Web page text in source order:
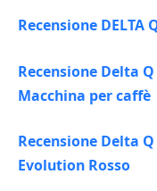
Recensione DELTA
Recensione Delta
Macchina per caffè
Recensione Delta
Evolution Rosso